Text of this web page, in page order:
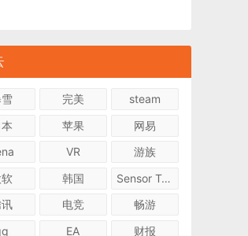
完美
steam
苹果
网易
VR
游族
韩国
Sensor Tower
电竞
畅游
EA 财报